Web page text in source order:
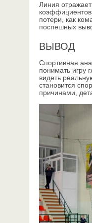
Линия
коэффициентов
потери, как
поспешных
ВЫВОД
Спортивная
понимать игру
видеть
становится
причинами,